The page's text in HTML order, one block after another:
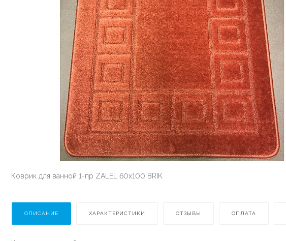
Коврик для ванной 1-пр ZALEL 60x100 BRIK
ОПИСАНИЕ ХАРАКТЕРИСТИКИ ОТЗЫВЫ ОПЛАТА